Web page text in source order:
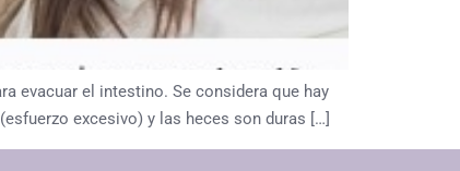
evacuar el intestino. Se considera que hay
excesivo) y las heces son duras […]